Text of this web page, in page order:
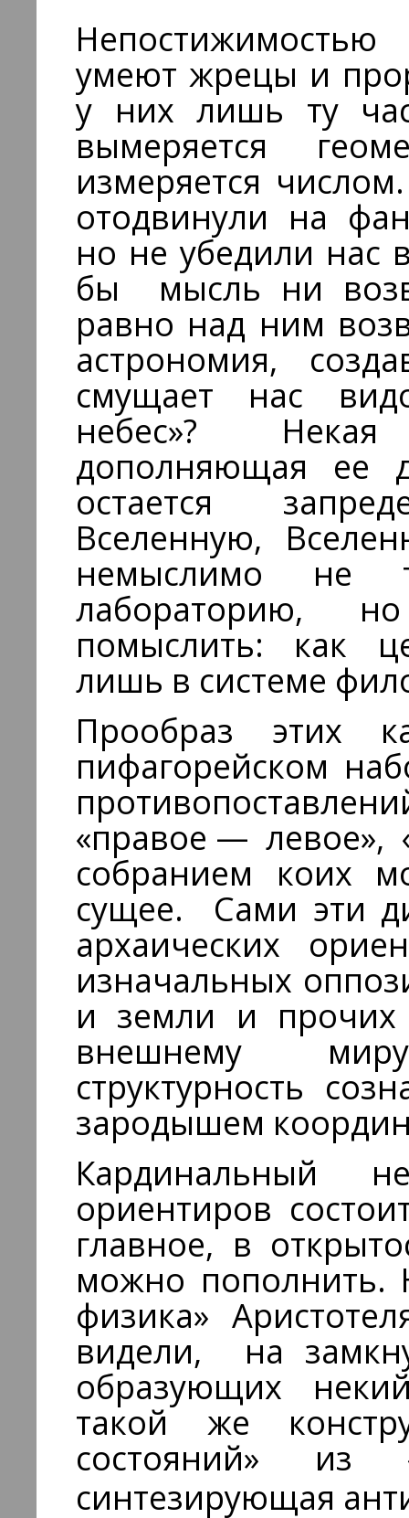
умеют жрецы и
у них лишь ту
вымеряется
измеряется
отодвинули на
но не убедили нас
бы мысль ни
равно над ним
астрономия,
смущает нас
небес»?
дополняющая ее
остается
Вселенную,
немыслимо не
лабораторию,
помыслить: как
лишь в системе
Прообраз
пифагорейском
«правое — левое»,
собранием коих
сущее. Сами эти
архаических
изначальных
и земли и прочих
внешнему
структурность
зародышем
Кардинальный
ориентиров
главное, в
можно пополнить.
физика»
видели, на
образующих
такой же
состояний» из
синтезирующая